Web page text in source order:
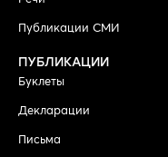
Публикации СМИ
ПУБЛИКАЦИИ
Буклеты
Декларации
Письма